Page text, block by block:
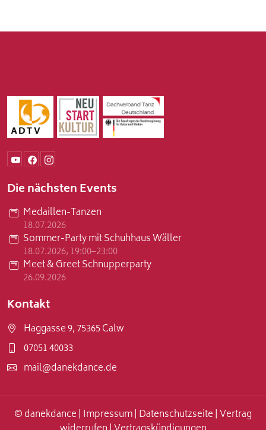
Die nächsten Events
Medaillen-Tanzen
18.07.2026
Sommer-Party mit Schuhhaus Wäller
18.07.2026, 19:00–23:00
Meet & Greet Schnupperparty
26.09.2026
Kontakt
Haggasse 9, 75365 Calw
07051 40033
mail@danekdance.de
© danekdance | Impressum| Datenschutzseite|Vertrag